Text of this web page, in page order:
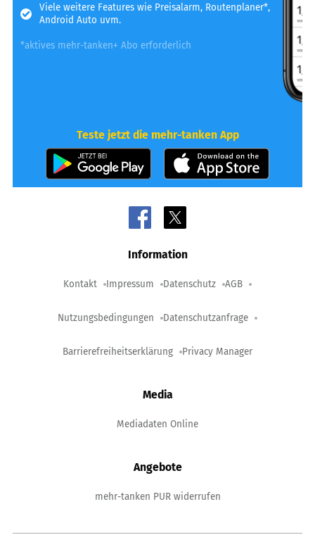
Viele weitere Features wie Preisalarm, Routenplaner*,
Android Auto uvm.
*aktives mehr-tanken+ Abo erforderlich
Teste jetzt die mehr-tanken App
Information
Kontakt Impressum Datenschutz AGB
Nutzungsbedingungen Datenschutzanfrage
Barrierefreiheitserklärung Privacy Manager
Media
Mediadaten Online
Angebote
mehr-tanken PUR widerrufen